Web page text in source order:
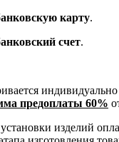
карту.
счет.
индивидуально
предоплаты 60%
изделий